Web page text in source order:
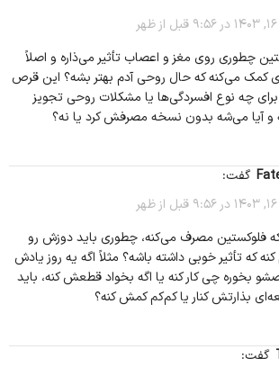
چطوری روی مغز و اعصاب تأثیر می‌ذاره و اصلاً
کمک می‌کنه که حال روحی آدم بهتر بشه؟ این قرص
برای چه نوع افسردگی‌ها یا مشکلات روحی تجویز
آیا می‌شه بدون نسخه مصرفش کرد یا نه؟
گفت:
فلوکستین مصرف می‌کنه، چطوری باید دوزش رو
که تأثیر خوبی داشته باشه؟ مثلاً اگه یه روز یادش
بخوره چی کار کنه یا اگه بخواد قطعش کنه، باید
بذارتش کنار یا کم‌کم کمش کنه؟
گفت: